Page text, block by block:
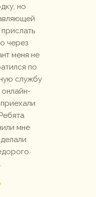
но
через
меня не
по
службу
мне